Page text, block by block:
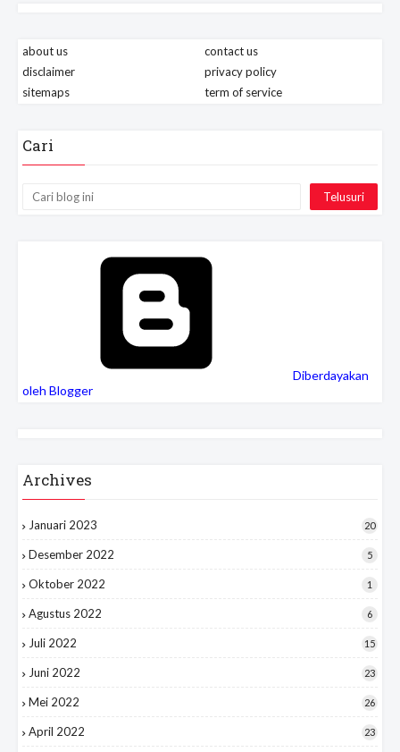
about us
contact us
disclaimer
privacy policy
sitemaps
term of service
Cari
Diberdayakan
oleh Blogger
Archives
Januari 2023 20
Desember 2022 5
Oktober 2022 1
Agustus 2022 6
Juli 2022 15
Juni 2022 23
Mei 2022 26
April 2022 23